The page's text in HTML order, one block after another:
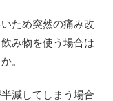
ため突然の痛み改
み物を使う場合は
。
減してしまう場合